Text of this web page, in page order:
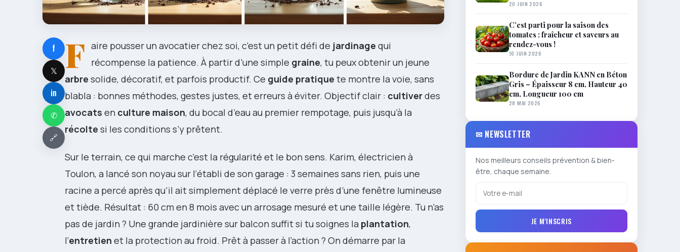
f
𝕏
in
✆
🔗
F aire pousser un avocatier chez soi, c’est un petit défi de jardinage qui
récompense la patience. À partir d’une simple graine, tu peux obtenir un jeune
arbre solide, décoratif, et parfois productif. Ce guide pratique te montre la voie, sans
blabla : bonnes méthodes, gestes justes, et erreurs à éviter. Objectif clair : cultiverdes
avocats en culture maison, du bocal d’eau au premier rempotage, puis jusqu’à la
récolte si les conditions s’y prêtent.
Sur le terrain, ce qui marche c’est la régularité et le bon sens. Karim, électricien à
Toulon, a lancé son noyau sur l’établi de son garage : 3 semaines sans rien, puis une
racine a percé après qu’il ait simplement déplacé le verre près d’une fenêtre lumineuse
et tiède. Résultat : 60 cm en 8 mois avec un arrosage mesuré et une taille légère. Tu n’as
pas de jardin ? Une grande jardinière sur balcon suffit si tu soignes la plantation,
l’entretien et la protection au froid. Prêt à passer à l’action ? On démarre par la
20 JUIN 2026
C’est parti pour la saison des
tomates : fraîcheur et saveurs au
rendez-vous !
10 JUIN 2026
Bordure de Jardin KANN en Béton
Gris – Épaisseur 8 cm, Hauteur 40
cm, Longueur 100 cm
28 MAI 2026
✉ NEWSLETTER
Nos meilleurs conseils prévention & bien-
être, chaque semaine.
JE M'INSCRIS